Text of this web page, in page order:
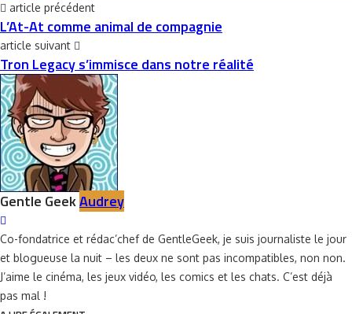
article précédent
L’At-At comme animal de compagnie
article suivant
Tron Legacy s’immisce dans notre réalité
Gentle GeekAudrey
Co-fondatrice et rédac’chef de GentleGeek, je suis journaliste le jour
et blogueuse la nuit – les deux ne sont pas incompatibles, non non.
J’aime le cinéma, les jeux vidéo, les comics et les chats. C’est déjà
pas mal !